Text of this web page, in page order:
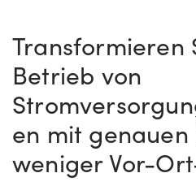
Transformieren
Betrieb von
en mit
weniger Vor-